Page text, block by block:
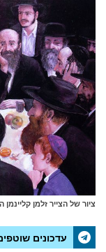
ציור של הצייר זלמן
עדכונים